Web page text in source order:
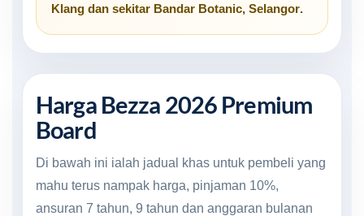
Klang dan sekitar Bandar Botanic, Selangor.
Harga Bezza 2026 Premium
Board
Di bawah ini ialah jadual khas untuk pembeli yang
mahu terus nampak harga, pinjaman 10%,
ansuran 7 tahun, 9 tahun dan anggaran bulanan